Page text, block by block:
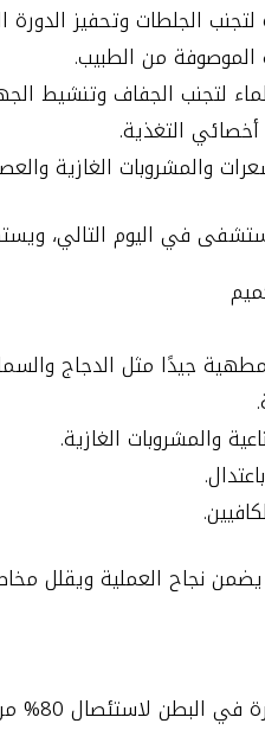
الجلطات وتحفيز الدورة
الموصوفة من الطبيب.
لتجنب الجفاف وتنشيط
أخصائي التغذية.
والمشروبات الغازية
في اليوم التالي،
جيدًا مثل الدجاج
والمشروبات الغازية.
يضمن نجاح العملية ويقلل
المعدة وتدبيس الجزء المتبقي على شكل أنبوب.